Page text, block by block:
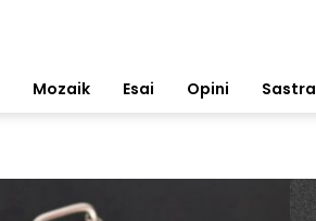
Mozaik Esai Opini Sastra